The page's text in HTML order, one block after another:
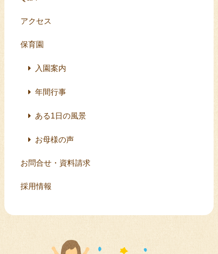
アクセス
保育園
入園案内
年間行事
ある1日の風景
お母様の声
お問合せ・資料請求
採用情報